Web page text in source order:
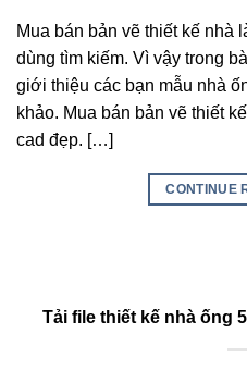
Mua bán bản vẽ thiết kế
dùng tìm kiếm. Vì vậy trong
giới thiệu các bạn mẫu nhà
khảo. Mua bán bản vẽ thiết
cad đẹp. […]
CONTINUE
Tải file thiết kế nhà ống